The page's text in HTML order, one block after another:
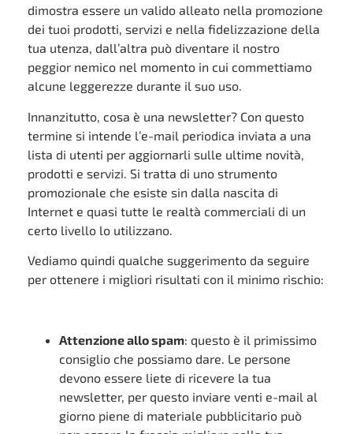
dimostra essere un valido alleato nella promozione
dei tuoi prodotti, servizi e nella fidelizzazione della
tua utenza, dall’altra può diventare il nostro
peggior nemico nel momento in cui commettiamo
alcune leggerezze durante il suo uso.
Innanzitutto, cosa è una newsletter? Con questo
termine si intende l’e-mail periodica inviata a una
lista di utenti per aggiornarli sulle ultime novità,
prodotti e servizi. Si tratta di uno strumento
promozionale che esiste sin dalla nascita di
Internet e quasi tutte le realtà commerciali di un
certo livello lo utilizzano.
Vediamo quindi qualche suggerimento da seguire
per ottenere i migliori risultati con il minimo rischio:
Attenzione allo spam: questo è il primissimo
consiglio che possiamo dare. Le persone
devono essere liete di ricevere la tua
newsletter, per questo inviare venti e-mail al
giorno piene di materiale pubblicitario può